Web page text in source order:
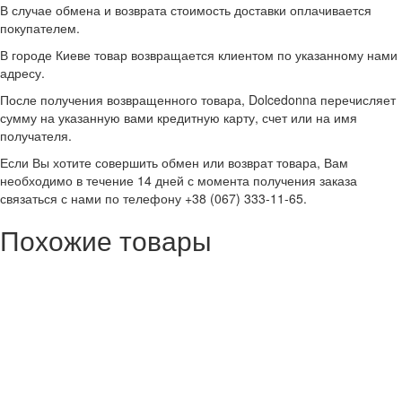
В случае обмена и возврата стоимость доставки оплачивается
покупателем.
В городе Киеве товар возвращается клиентом по указанному нами
адресу.
После получения возвращенного товара, Dolcedonna перечисляет
сумму на указанную вами кредитную карту, счет или на имя
получателя.
Если Вы хотите совершить обмен или возврат товара, Вам
необходимо в течение 14 дней с момента получения заказа
связаться с нами по телефону +38 (067) 333-11-65.
Похожие товары